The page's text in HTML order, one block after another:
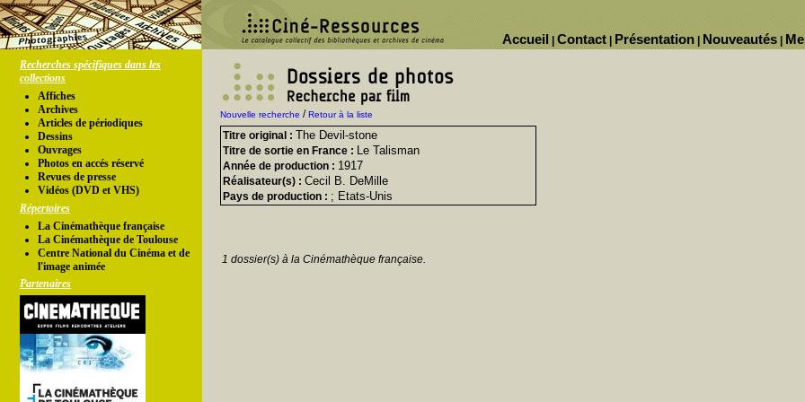
Nouveautés
Présentation
Contact
Accueil
Recherches spécifiques dans les
collections
Affiches
Archives
Articles de périodiques
Dessins
Ouvrages
Photos en accés réservé
Revues de presse
Vidéos (DVD et VHS)
Répertoires
La Cinémathèque française
La Cinémathèque de Toulouse
Centre National du Cinéma et de
l'image animée
Partenaires
Nouvelle recherche /Retour à la liste
Titre original : The Devil-stone
Titre de sortie en France : Le Talisman
Année de production : 1917
Réalisateur(s) : Cecil B. DeMille
Pays de production : ; Etats-Unis
1 dossier(s) à la Cinémathèque française.